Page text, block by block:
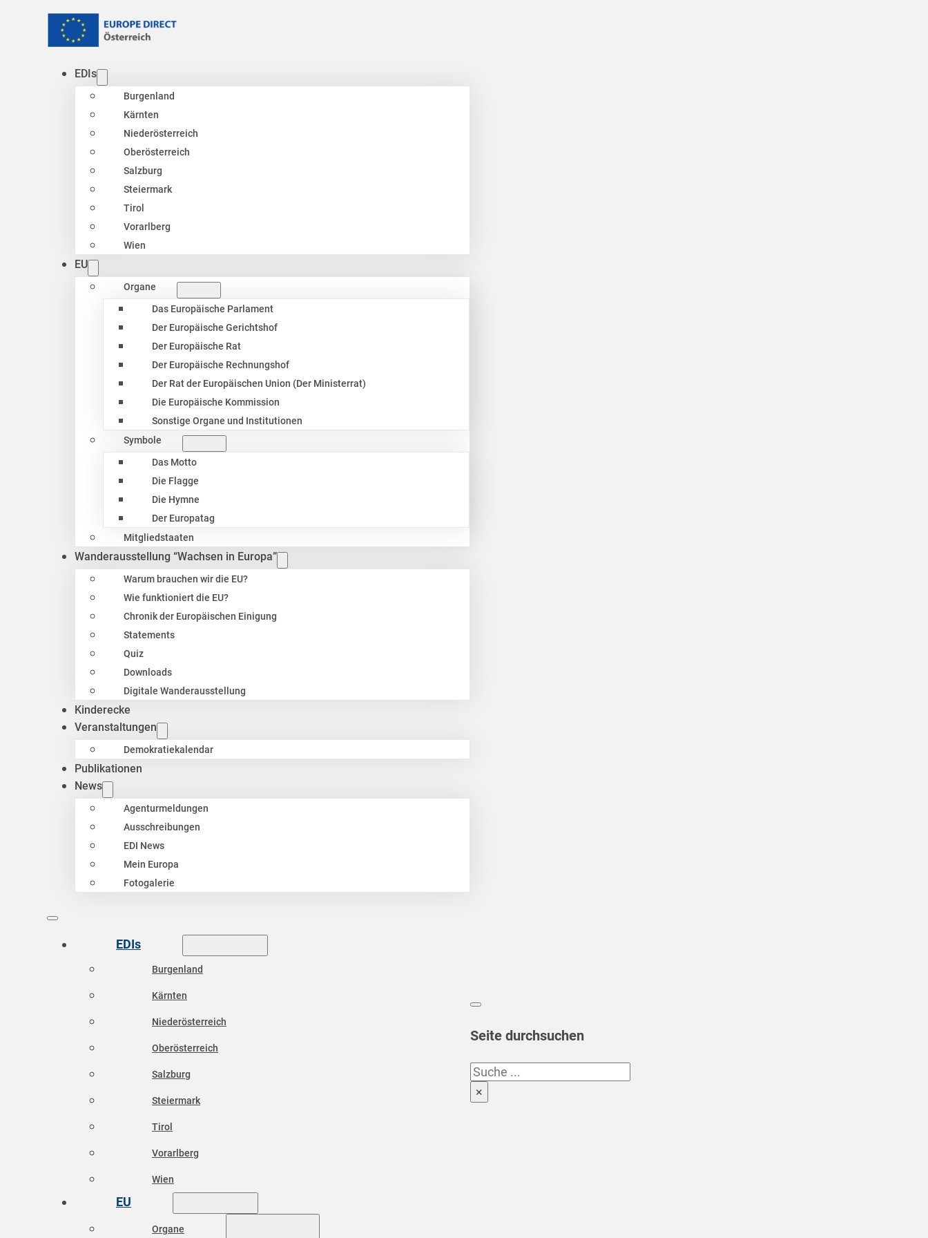
EDIs
Burgenland
Kärnten
Niederösterreich
Oberösterreich
Salzburg
Steiermark
Tirol
Vorarlberg
Wien
EU
Organe
Das Europäische Parlament
Der Europäische Gerichtshof
Der Europäische Rat
Der Europäische Rechnungshof
Der Rat der Europäischen Union (Der Ministerrat)
Die Europäische Kommission
Sonstige Organe und Institutionen
Symbole
Das Motto
Die Flagge
Die Hymne
Der Europatag
Mitgliedstaaten
Wanderausstellung “Wachsen in Europa”
Warum brauchen wir die EU?
Wie funktioniert die EU?
Chronik der Europäischen Einigung
Statements
Quiz
Downloads
Digitale Wanderausstellung
Kinderecke
Veranstaltungen
Demokratiekalendar
Publikationen
News
Agenturmeldungen
Ausschreibungen
EDI News
Mein Europa
Fotogalerie
EDIs
Burgenland
Kärnten
Niederösterreich
Oberösterreich
Salzburg
Steiermark
Tirol
Vorarlberg
Wien
EU
Organe
Seite durchsuchen
Suchen
×